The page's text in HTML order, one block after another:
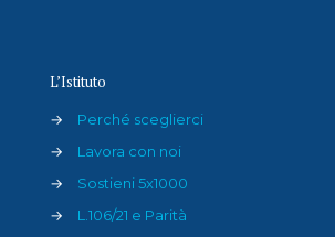
L’Istituto
→
Perché sceglierci
→
Lavora con noi
→
Sostieni 5x1000
→
L.106/21 e Parità